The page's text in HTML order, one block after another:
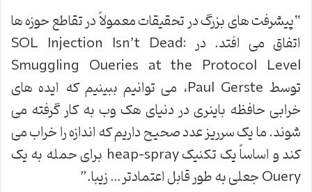
“پیشرفت های بزرگ در تحقیقات معمولاً در تقاطع حوزه ها
اتفاق می افتد. در SQL Injection Isn’t Dead:
Smuggling Queries at the Protocol Level
توسط
، می توانیم ببینیم که ایده های
خرابی حافظه باینری در دنیای هک وب به کار گرفته می
شوند. ما یک سرریز عدد صحیح داریم که اندازه را خراب می
کند و اساساً یک تکنیکheap-spray
برای حمله به یک
Queryجعلی به طور قابل اعتمادتر… زیبا.”